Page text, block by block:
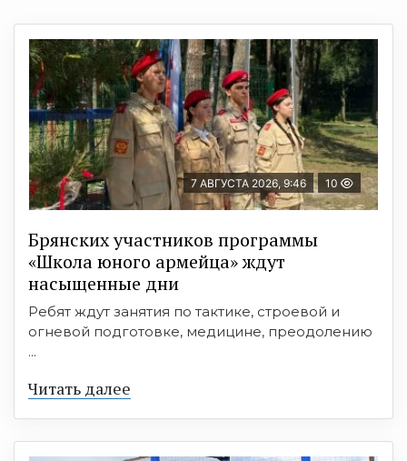
7 АВГУСТА 2026, 9:46 10
Брянских участников программы
«Школа юного армейца» ждут
насыщенные дни
Ребят ждут занятия по тактике, строевой и
огневой подготовке, медицине, преодолению
...
Читать далее